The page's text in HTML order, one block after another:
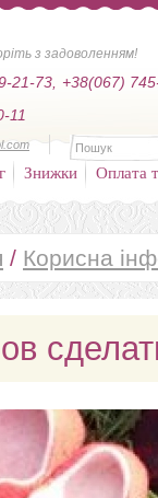
з задоволенням!
21-73,
+38(067)
11
Знижки Оплата
/ Корисна